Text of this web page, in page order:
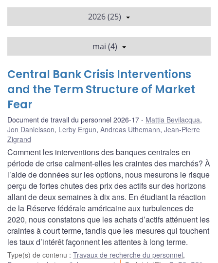
2026 (25)
mai (4)
Central Bank Crisis Interventions
and the Term Structure of Market
Fear
Document de travail du personnel 2026-17 Mattia Bevilacqua,
Jon Danielsson, Lerby Ergun, Andreas Uthemann, Jean-Pierre
Zigrand
Comment les interventions des banques centrales en
période de crise calment-elles les craintes des marchés? À
l’aide de données sur les options, nous mesurons le risque
perçu de fortes chutes des prix des actifs sur des horizons
allant de deux semaines à dix ans. En étudiant la réaction
de la Réserve fédérale américaine aux turbulences de
2020, nous constatons que les achats d’actifs atténuent les
craintes à court terme, tandis que les mesures qui touchent
les taux d’intérêt façonnent les attentes à long terme.
Type(s) de contenu : Travaux de recherche du personnel,